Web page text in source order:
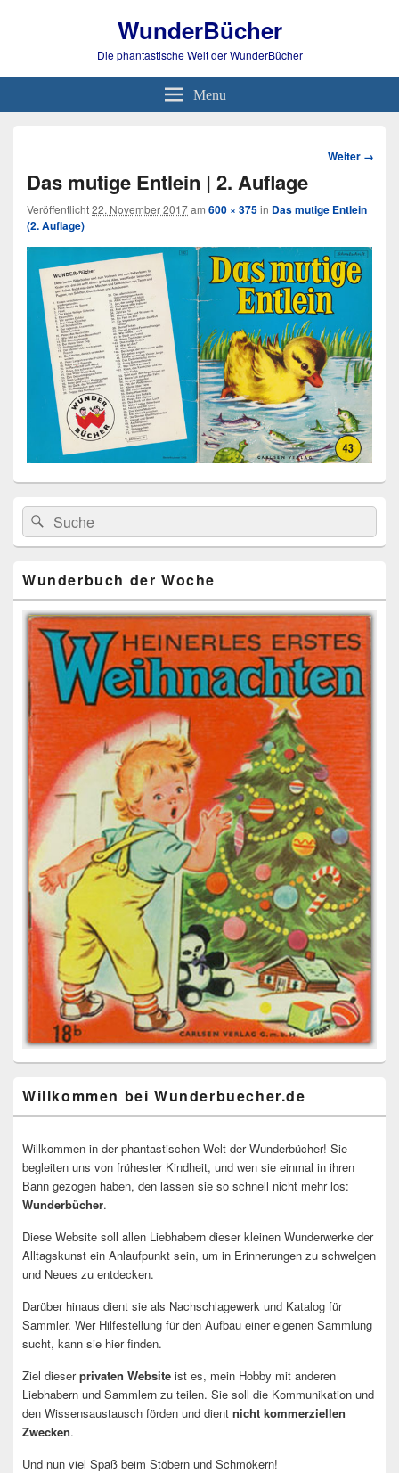
WunderBücher
Die phantastische Welt der WunderBücher
Menu
Bild-
Weiter →
Das mutige Entlein | 2. Auflage
Veröffentlicht22. November 2017am 600 × 375in Das mutige Entlein
(2. Auflage)
Primärer
Seitenleisten
Widget-
Bereich
Search
for:
Suche
Wunderbuch der Woche
Willkommen bei Wunderbuecher.de
Willkommen in der phantastischen Welt der Wunderbücher! Sie
begleiten uns von frühester Kindheit, und wen sie einmal in ihren
Bann gezogen haben, den lassen sie so schnell nicht mehr los:
Wunderbücher.
Diese Website soll allen Liebhabern dieser kleinen Wunderwerke der
Alltagskunst ein Anlaufpunkt sein, um in Erinnerungen zu schwelgen
und Neues zu entdecken.
Darüber hinaus dient sie als Nachschlagewerk und Katalog für
Sammler. Wer Hilfestellung für den Aufbau einer eigenen Sammlung
sucht, kann sie hier finden.
Ziel dieserprivaten Website ist es, mein Hobby mit anderen
Liebhabern und Sammlern zu teilen. Sie soll die Kommunikation und
den Wissensaustausch förden und dient nicht kommerziellen
Zwecken.
Und nun viel Spaß beim Stöbern und Schmökern!